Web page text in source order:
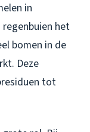
in
het
bomen in de
Deze
tot